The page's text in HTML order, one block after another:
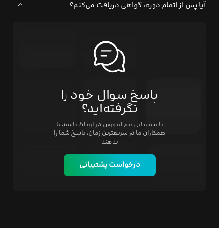
آیا پس از اتمام دوره، گواهی دریافت می‌کنم؟
پاسخ سوال خود را
نگرفته‌اید؟
با پشتیبانی تیم اینورس در ارتباط باشید تا
همکاران ما در سریعترین زمان، پاسخ شما را
بدهند
درخواست پشتیبانی